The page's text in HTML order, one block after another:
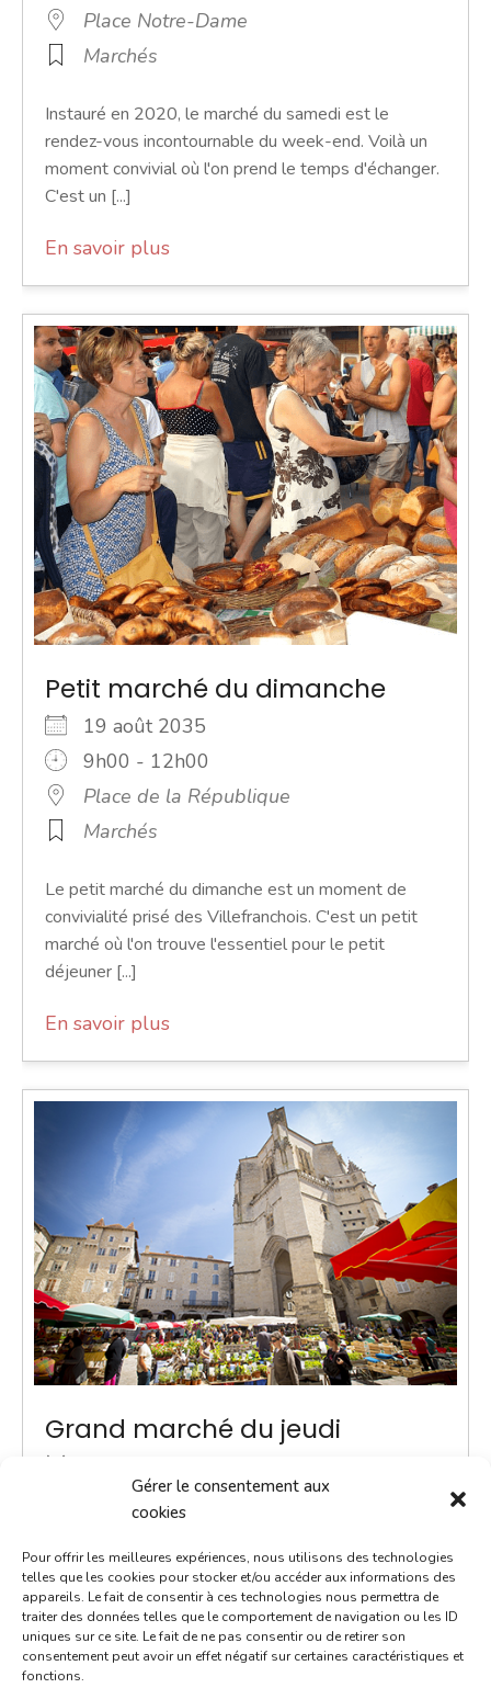
Gérer le consentement aux
cookies
Pour offrir les meilleures expériences, nous utilisons des technologies
telles que les cookies pour stocker et/ou accéder aux informations des
appareils. Le fait de consentir à ces technologies nous permettra de
traiter des données telles que le comportement de navigation ou les ID
uniques sur ce site. Le fait de ne pas consentir ou de retirer son
consentement peut avoir un effet négatif sur certaines caractéristiques et
fonctions.
Place Notre-Dame
Marchés
Instauré en 2020, le marché du samedi est le
rendez-vous incontournable du week-end. Voilà un
moment convivial où l'on prend le temps d'échanger.
C'est un [...]
En savoir plus
Petit marché du dimanche
19 août 2035
9h00 - 12h00
Place de la République
Marchés
Le petit marché du dimanche est un moment de
convivialité prisé des Villefranchois. C'est un petit
marché où l'on trouve l'essentiel pour le petit
déjeuner [...]
En savoir plus
Grand marché du jeudi
8h00 - 13h00
Marchés
ACTUALITÉ - Une navette Bastibus gratuite pour le
marché Chaque jeudi jusqu’à septembre, une navette